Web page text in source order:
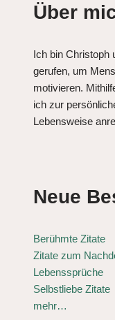
Über
Ich bin Christoph
gerufen, um
motivieren.
ich zur
Lebensweise
Neue
Berühmte Zitate
Zitate zum
Lebenssprüche
Selbstliebe Zitate
mehr…